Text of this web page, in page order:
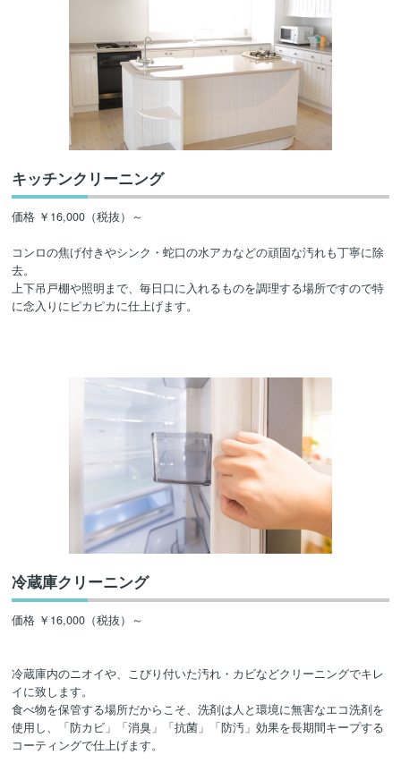
キッチンクリーニング
価格 ￥16,000（税抜）～
コンロの焦げ付きやシンク・蛇口の水アカなどの頑固な汚れも丁寧に除
去。
上下吊戸棚や照明まで、毎日口に入れるものを調理する場所ですので特
に念入りにピカピカに仕上げます。
冷蔵庫クリーニング
価格 ￥16,000（税抜）～
冷蔵庫内のニオイや、こびり付いた汚れ・カビなどクリーニングでキレ
イに致します。
食べ物を保管する場所だからこそ、洗剤は人と環境に無害なエコ洗剤を
使用し、「防カビ」「消臭」「抗菌」「防汚」効果を長期間キープする
コーティングで仕上げます。